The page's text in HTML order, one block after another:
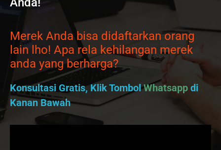
Merek Anda bisa didaftarkan orang
lain lho! Apa rela kehilangan merek
anda yang berharga?
Konsultasi Gratis, Klik TombolWhatsapp di
Kanan Bawah